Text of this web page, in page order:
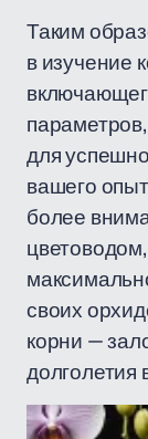
Таким
в изучение
для
вашего
более
своих
корни —
долголетия